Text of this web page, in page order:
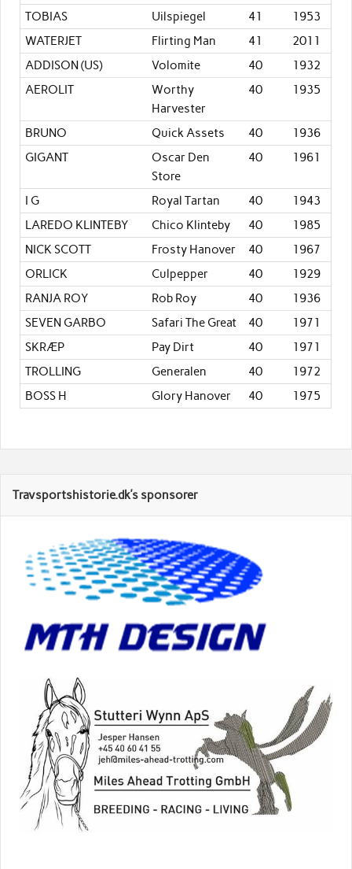
TOBIAS Uilspiegel 41
1953
WATERJET
Flirting Man 41
2011
ADDISON (US)
Volomite 40
1932
AEROLIT
Worthy
Harvester
40 1935
BRUNO Quick Assets 40
1936
GIGANT
Oscar Den
Store
40 1961
I G Royal Tartan 40
1943
LAREDO KLINTEBY
Chico Klinteby 40
1985
NICK SCOTT
Frosty Hanover 40
1967
ORLICK
Culpepper 40
1929
RANJA ROY
Rob Roy 40
1936
SEVEN GARBO
Safari The Great 40
1971
SKRÆP
Pay Dirt 40
1971
TROLLING
Generalen 40
1972
BOSS H
Glory Hanover 40 1975
Travsportshistorie.dk’s sponsorer